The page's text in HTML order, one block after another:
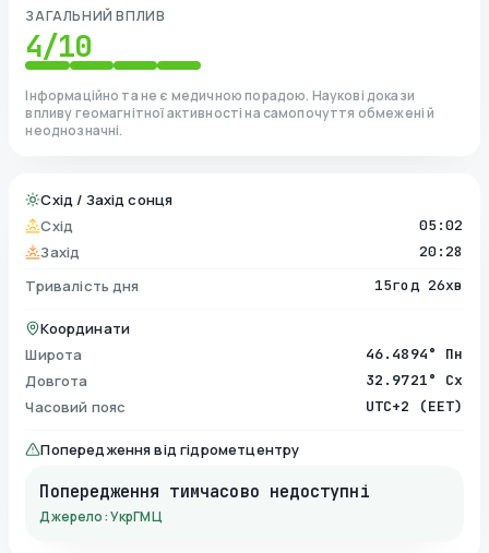
ЗАГАЛЬНИЙ ВПЛИВ
4/10
Інформаційно та не є медичною порадою. Наукові докази
впливу геомагнітної активності на самопочуття обмежені й
неоднозначні.
Схід / Захід сонця
Схід
05:02
Захід 20:28
Тривалість дня 15год 26хв
Координати
Широта
46.4894° Пн
Довгота 32.9721° Сх
Часовий пояс UTC+2 (EET)
Попередження від гідрометцентру
Попередження тимчасово недоступні
Джерело: УкрГМЦ